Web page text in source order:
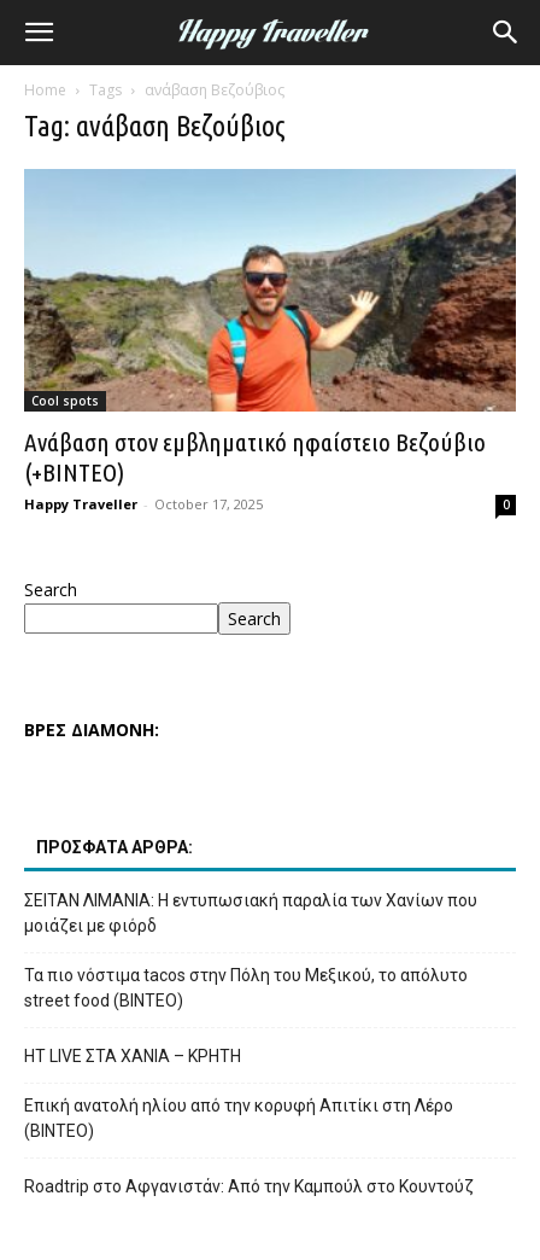
Home Tags ανάβαση Βεζούβιος
Tag: ανάβαση Βεζούβιος
Cool spots
Ανάβαση στον εμβληματικό ηφαίστειο Βεζούβιο
(+ΒΙΝΤΕΟ)
Happy Traveller - October 17, 2025 0
Search
Search
ΒΡΕΣ ΔΙΑΜΟΝΗ:
ΠΡΟΣΦΑΤΑ ΑΡΘΡΑ:
ΣΕΙΤΑΝ ΛΙΜΑΝΙΑ: Η εντυπωσιακή παραλία των Χανίων που
μοιάζει με φιόρδ
Τα πιο νόστιμα tacos στην Πόλη του Μεξικού, το απόλυτο
street food (ΒΙΝΤΕΟ)
HT LIVE ΣΤΑ ΧΑΝΙΑ – ΚΡΗΤΗ
Επική ανατολή ηλίου από την κορυφή Απιτίκι στη Λέρο
(ΒΙΝΤΕΟ)
Roadtrip στο Αφγανιστάν: Από την Καμπούλ στο Κουντούζ